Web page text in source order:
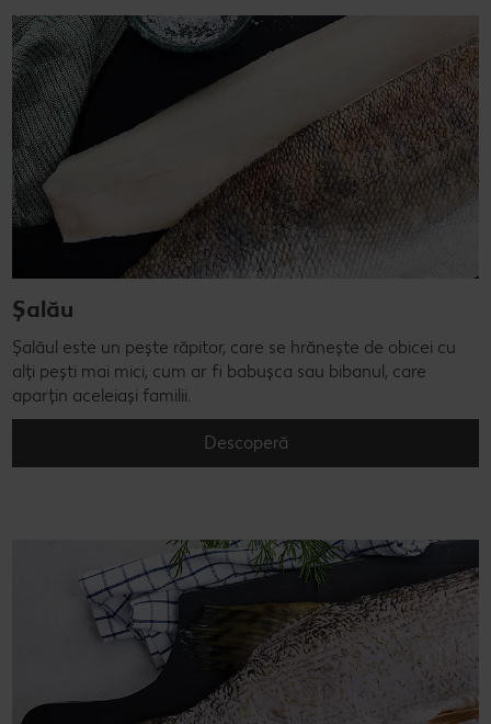
Șalău
Șalăul este un pește răpitor, care se hrănește de obicei cu
alți pești mai mici, cum ar fi babușca sau bibanul, care
aparțin aceleiași familii.
Descoperă